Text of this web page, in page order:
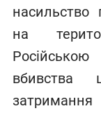
насильство
на
вбивства